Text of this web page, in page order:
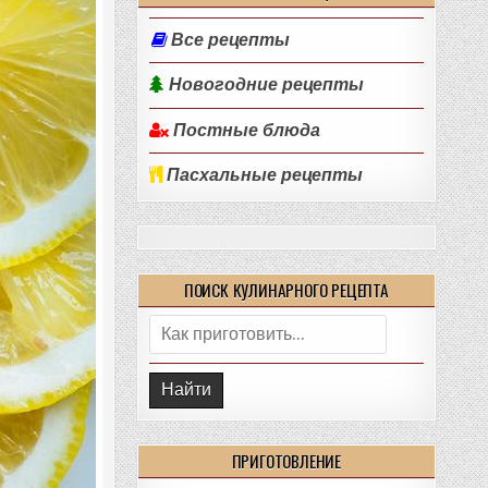
Все рецепты
Новогодние рецепты
Постные блюда
Пасхальные рецепты
ПОИСК КУЛИНАРНОГО РЕЦЕПТА
Поиск:
ПРИГОТОВЛЕНИЕ